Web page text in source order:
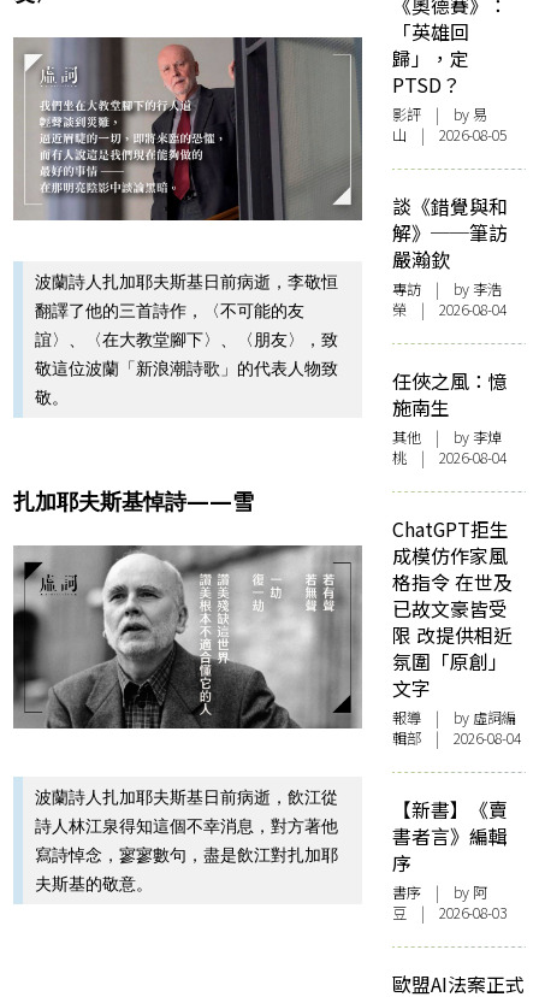
波蘭詩人扎加耶夫斯基日前病逝，李敬恒
翻譯了他的三首詩作，〈不可能的友
誼〉、〈在大教堂腳下〉、〈朋友〉，致
敬這位波蘭「新浪潮詩歌」的代表人物致
敬。
扎加耶夫斯基悼詩——雪
波蘭詩人扎加耶夫斯基日前病逝，飲江從
詩人林江泉得知這個不幸消息，對方著他
寫詩悼念，寥寥數句，盡是飲江對扎加耶
夫斯基的敬意。
《奧德賽》：
「英雄回
歸」，定
PTSD？
影評 | by 易
山 | 2026-08-05
談《錯覺與和
解》──筆訪
嚴瀚欽
專訪 | by 李浩
榮 | 2026-08-04
任俠之風：憶
施南生
其他 | by 李焯
桃 | 2026-08-04
ChatGPT拒生
成模仿作家風
格指令 在世及
已故文豪皆受
限 改提供相近
氛圍「原創」
文字
報導 | by 虛詞編
輯部 | 2026-08-04
【新書】《賣
書者言》編輯
序
書序 | by 阿
豆 | 2026-08-03
歐盟AI法案正式